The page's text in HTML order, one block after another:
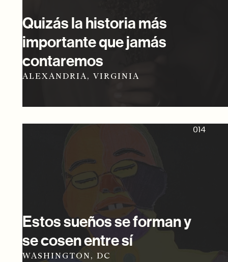
Quizás la historia más
importante que jamás
contaremos
ALEXANDRIA, VIRGINIA
014
Estos sueños se forman y
se cosen entre sí
WASHINGTON, DC